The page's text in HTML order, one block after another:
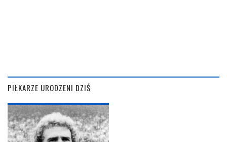
PIŁKARZE URODZENI DZIŚ